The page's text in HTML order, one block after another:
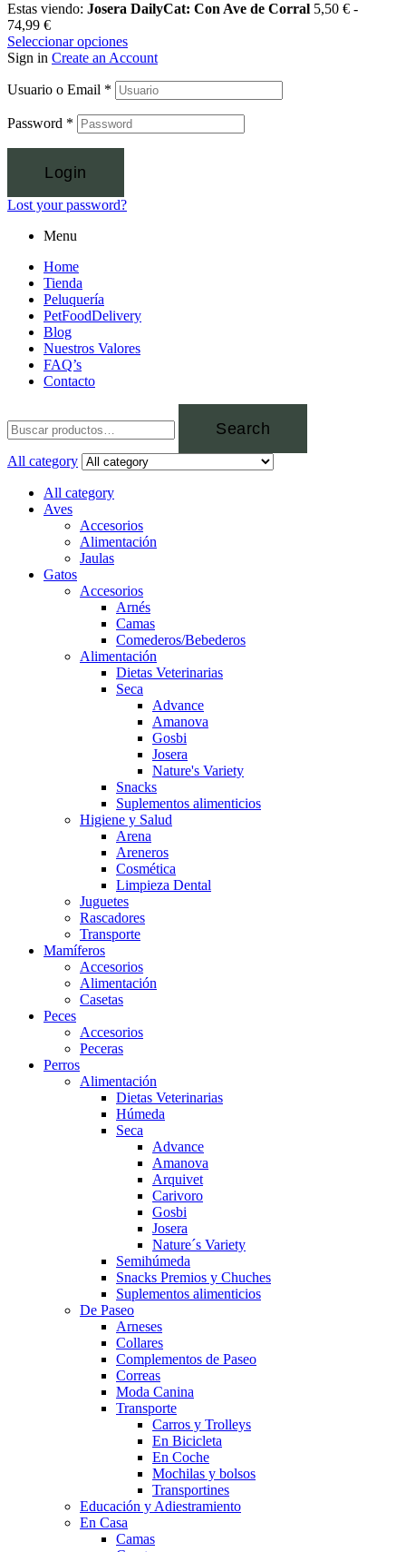
Estas viendo: Josera DailyCat: Con Ave de Corral 5,50 € -
74,99 €
Seleccionar opciones
Sign in Create an Account
Usuario o Email *
Password *
Login
Lost your password?
Menu
Home
Tienda
Peluquería
PetFoodDelivery
Blog
Nuestros Valores
FAQ’s
Contacto
Search
All category
All category
Aves
Accesorios
Alimentación
Jaulas
Gatos
Accesorios
Arnés
Camas
Comederos/Bebederos
Alimentación
Dietas Veterinarias
Seca
Advance
Amanova
Gosbi
Josera
Nature's Variety
Snacks
Suplementos alimenticios
Higiene y Salud
Arena
Areneros
Cosmética
Limpieza Dental
Juguetes
Rascadores
Transporte
Mamíferos
Accesorios
Alimentación
Casetas
Peces
Accesorios
Peceras
Perros
Alimentación
Dietas Veterinarias
Húmeda
Seca
Advance
Amanova
Arquivet
Carivoro
Gosbi
Josera
Nature´s Variety
Semihúmeda
Snacks Premios y Chuches
Suplementos alimenticios
De Paseo
Arneses
Collares
Complementos de Paseo
Correas
Moda Canina
Transporte
Carros y Trolleys
En Bicicleta
En Coche
Mochilas y bolsos
Transportines
Educación y Adiestramiento
En Casa
Camas